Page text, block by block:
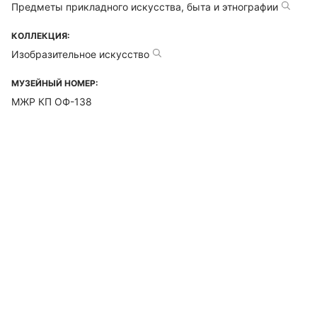
Предметы прикладного искусства, быта и этнографии
КОЛЛЕКЦИЯ:
Изобразительное искусство
МУЗЕЙНЫЙ НОМЕР:
МЖР КП ОФ-138